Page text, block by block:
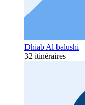
Dhiab Al balushi
32 itinéraires